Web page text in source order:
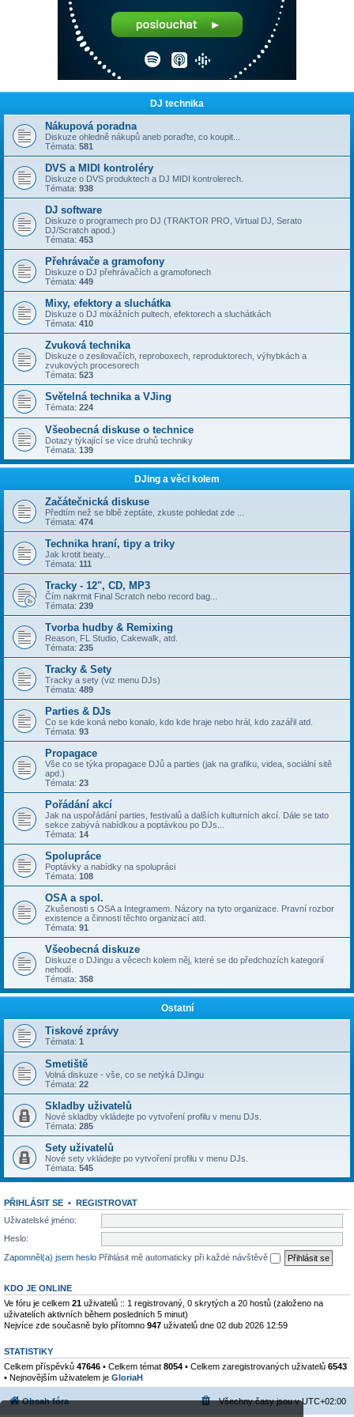
DJ technika
Nákupová poradna
Diskuze ohledně nákupů aneb poraďte, co koupit...
Témata: 581
DVS a MIDI kontroléry
Diskuze o DVS produktech a DJ MIDI kontrolerech.
Témata: 938
DJ software
Diskuze o programech pro DJ (TRAKTOR PRO, Virtual DJ, Serato
DJ/Scratch apod.)
Témata: 453
Přehrávače a gramofony
Diskuze o DJ přehrávačích a gramofonech
Témata: 449
Mixy, efektory a sluchátka
Diskuze o DJ mixážních pultech, efektorech a sluchátkách
Témata: 410
Zvuková technika
Diskuze o zesilovačích, reproboxech, reproduktorech, výhybkách a
zvukových procesorech
Témata: 523
Světelná technika a VJing
Témata: 224
Všeobecná diskuse o technice
Dotazy týkající se více druhů techniky
Témata: 139
DJing a věci kolem
Začátečnická diskuse
Předtím než se blbě zeptáte, zkuste pohledat zde ...
Témata: 474
Technika hraní, tipy a triky
Jak krotit beaty...
Témata: 111
Tracky - 12", CD, MP3
Čím nakrmit Final Scratch nebo record bag...
Témata: 239
Tvorba hudby & Remixing
Reason, FL Studio, Cakewalk, atd.
Témata: 235
Tracky & Sety
Tracky a sety (viz menu DJs)
Témata: 489
Parties & DJs
Co se kde koná nebo konalo, kdo kde hraje nebo hrál, kdo zazářil atd.
Témata: 93
Propagace
Vše co se týka propagace DJů a parties (jak na grafiku, videa, sociální sitě
apd.)
Témata: 23
Pořádání akcí
Jak na uspořádání parties, festivalů a dalších kulturních akcí. Dále se tato
sekce zabývá nabídkou a poptávkou po DJs...
Témata: 14
Spolupráce
Poptávky a nabídky na spolupráci
Témata: 108
OSA a spol.
Zkušenosti s OSA a Integramem. Názory na tyto organizace. Pravní rozbor
existence a činnosti těchto organizací atd.
Témata: 91
Všeobecná diskuze
Diskuze o DJingu a věcech kolem něj, které se do předchozích kategorií
nehodí.
Témata: 358
Ostatní
Tiskové zprávy
Témata: 1
Smetiště
Volná diskuze - vše, co se netýká DJingu
Témata: 22
Skladby uživatelů
Nové skladby vkládejte po vytvoření profilu v menu DJs.
Témata: 285
Sety uživatelů
Nové sety vkládejte po vytvoření profilu v menu DJs.
Témata: 545
PŘIHLÁSIT SE • REGISTROVAT
Uživatelské jméno:
Heslo:
Zapomněl(a) jsem heslo Přihlásit mě automaticky při každé návštěvě
KDO JE ONLINE
Ve fóru je celkem 21 uživatelů :: 1 registrovaný, 0 skrytých a 20 hostů (založeno na
uživatelích aktivních během posledních 5 minut)
Nejvíce zde současně bylo přítomno 947 uživatelů dne 02 dub 2026 12:59
STATISTIKY
Celkem příspěvků 47646 • Celkem témat 8054 • Celkem zaregistrovaných uživatelů 6543
• Nejnovějším uživatelem je GloriaH
Obsah fóra Všechny časy jsou vUTC+02:00